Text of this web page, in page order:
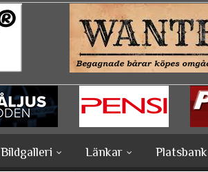
Bildgalleri Länkar Platsbank